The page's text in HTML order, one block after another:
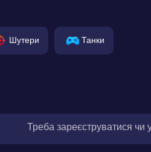
Шутери Танки
Треба зареєструватися чи